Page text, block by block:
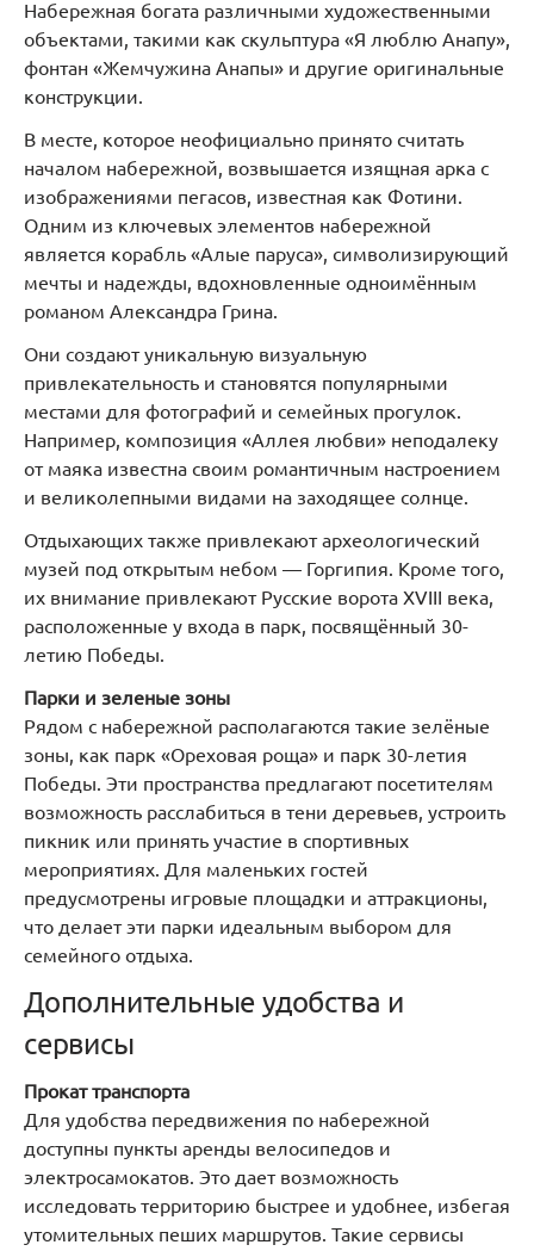
Набережная богата различными художественными
объектами, такими как скульптура «Я люблю Анапу»,
фонтан «Жемчужина Анапы» и другие оригинальные
конструкции.
В месте, которое неофициально принято считать
началом набережной, возвышается изящная арка с
изображениями пегасов, известная как Фотини.
Одним из ключевых элементов набережной
является корабль «Алые паруса», символизирующий
мечты и надежды, вдохновленные одноимённым
романом Александра Грина.
Они создают уникальную визуальную
привлекательность и становятся популярными
местами для фотографий и семейных прогулок.
Например, композиция «Аллея любви» неподалеку
от маяка известна своим романтичным настроением
и великолепными видами на заходящее солнце.
Отдыхающих также привлекают археологический
музей под открытым небом — Горгипия. Кроме того,
их внимание привлекают Русские ворота XVIII века,
расположенные у входа в парк, посвящённый 30-
летию Победы.
Парки и зеленые зоны
Рядом с набережной располагаются такие зелёные
зоны, как парк «Ореховая роща» и парк 30-летия
Победы. Эти пространства предлагают посетителям
возможность расслабиться в тени деревьев, устроить
пикник или принять участие в спортивных
мероприятиях. Для маленьких гостей
предусмотрены игровые площадки и аттракционы,
что делает эти парки идеальным выбором для
семейного отдыха.
Дополнительные удобства и
сервисы
Прокат транспорта
Для удобства передвижения по набережной
доступны пункты аренды велосипедов и
электросамокатов. Это дает возможность
исследовать территорию быстрее и удобнее, избегая
утомительных пеших маршрутов. Такие сервисы